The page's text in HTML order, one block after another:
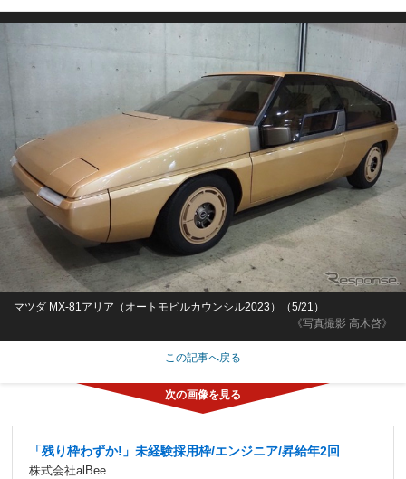
《写真撮影 高木啓》
マツダ MX-81アリア（オートモビルカウンシル2023）（5/21）
この記事へ戻る
「残り枠わずか!」未経験採用枠/エンジニア/昇給年2回
株式会社alBee